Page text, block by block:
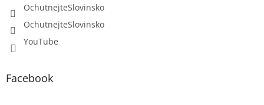
OchutnejteSlovinsko
OchutnejteSlovinsko
YouTube
Facebook